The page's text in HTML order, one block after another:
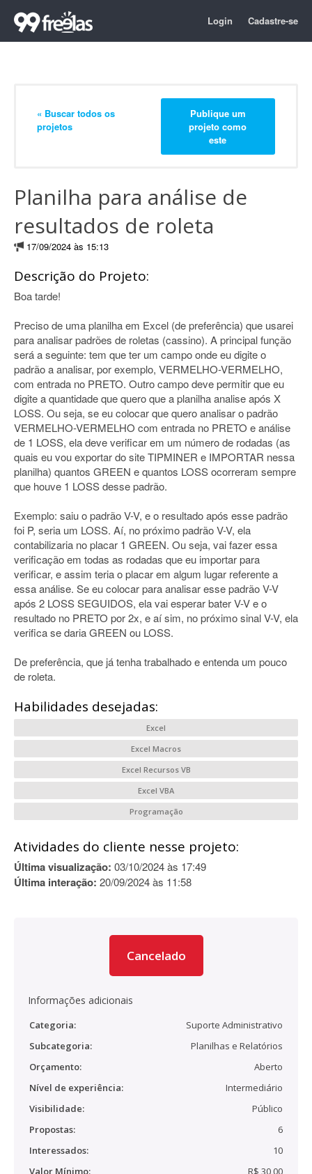
Login Cadastre-se
« Buscar todos os
projetos
Publique um
projeto como
este
Planilha para análise de
resultados de roleta
17/09/2024 às 15:13
Descrição do Projeto:
Boa tarde!
Preciso de uma planilha em Excel (de preferência) que usarei
para analisar padrões de roletas (cassino). A principal função
será a seguinte: tem que ter um campo onde eu digite o
padrão a analisar, por exemplo, VERMELHO-VERMELHO,
com entrada no PRETO. Outro campo deve permitir que eu
digite a quantidade que quero que a planilha analise após X
LOSS. Ou seja, se eu colocar que quero analisar o padrão
VERMELHO-VERMELHO com entrada no PRETO e análise
de 1 LOSS, ela deve verificar em um número de rodadas (as
quais eu vou exportar do site TIPMINER e IMPORTAR nessa
planilha) quantos GREEN e quantos LOSS ocorreram sempre
que houve 1 LOSS desse padrão.
Exemplo: saiu o padrão V-V, e o resultado após esse padrão
foi P, seria um LOSS. Aí, no próximo padrão V-V, ela
contabilizaria no placar 1 GREEN. Ou seja, vai fazer essa
verificação em todas as rodadas que eu importar para
verificar, e assim teria o placar em algum lugar referente a
essa análise. Se eu colocar para analisar esse padrão V-V
após 2 LOSS SEGUIDOS, ela vai esperar bater V-V e o
resultado no PRETO por 2x, e aí sim, no próximo sinal V-V, ela
verifica se daria GREEN ou LOSS.
De preferência, que já tenha trabalhado e entenda um pouco
de roleta.
Habilidades desejadas:
Excel
Excel Macros
Excel Recursos VB
Excel VBA
Programação
Atividades do cliente nesse projeto:
Última visualização: 03/10/2024 às 17:49
Última interação: 20/09/2024 às 11:58
Cancelado
Informações adicionais
Categoria:
Suporte Administrativo
Subcategoria:
Planilhas e Relatórios
Orçamento:
Aberto
Nível de experiência:
Intermediário
Visibilidade:
Público
Propostas:
6
Interessados:
10
Valor Mínimo:
R$ 30,00